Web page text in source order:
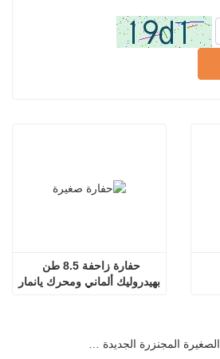
بهيدروليك ألماني ومحرك يانمار